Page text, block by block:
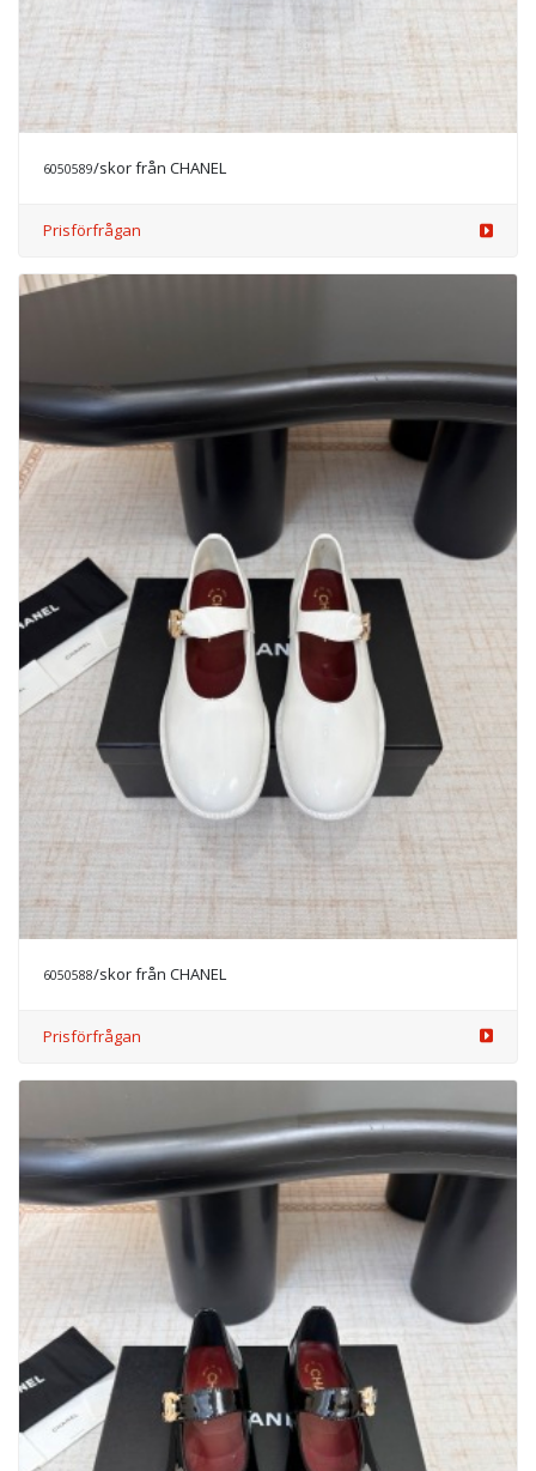
6050589/skor från CHANEL
Prisförfrågan
6050588/skor från CHANEL
Prisförfrågan